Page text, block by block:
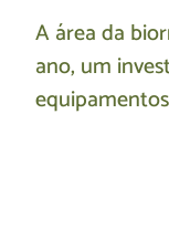
A área da
ano, um